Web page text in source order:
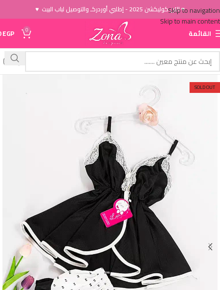
Skip to navigation
Skip to main content
♥ الاَن كوليكشن 2025 - إطلبي أوردركـ والتوصيل لباب البيت ♥
القائمة 0
EGP
SOLD OUT